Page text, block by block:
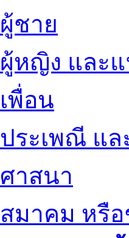
ผู้ชาย
ผู้หญิง และ
เพื่อน
ประเพณี แ
ศาสนา
สมาคม หรื